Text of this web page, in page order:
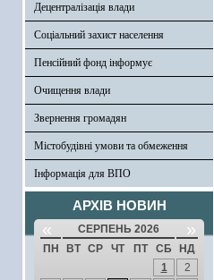
Децентралізація влади
Соціальний захист населення
Пенсійний фонд інформує
Очищення влади
Звернення громадян
Містобудівні умови та обмеження
Інформація для ВПО
АРХІВ НОВИН
« СЕРПЕНЬ 2026 »
ПН ВТ СР ЧТ ПТ СБ
НД
1
2